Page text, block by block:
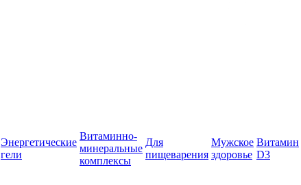
Энергетические
гели
Витаминно-
минеральные
комплексы
Для
пищеварения
Мужское
здоровье
Витамин
D3